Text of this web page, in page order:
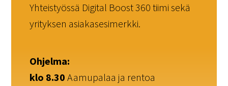
Yhteistyössä Digital Boost 360 tiimi sekä
yrityksen asiakasesimerkki.
Ohjelma:
klo 8.30Aamupalaa ja rentoa